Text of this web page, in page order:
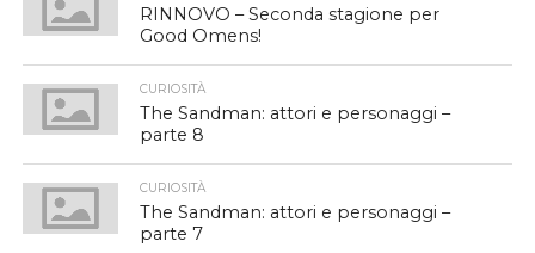
RINNOVO – Seconda stagione per
Good Omens!
CURIOSITÀ
The Sandman: attori e personaggi –
parte 8
CURIOSITÀ
The Sandman: attori e personaggi –
parte 7